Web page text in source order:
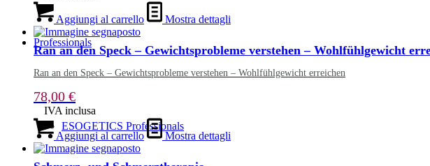
Professionals
ESOGETICS Professionals
Aggiungi al carrello Mostra dettagli
Ran an den Speck – Gewichtsprobleme verstehen – Wohlfühlgewicht
Ran an den Speck – Gewichtsprobleme verstehen – Wohlfühlgewicht erreichen
78,00 €
IVA inclusa
Aggiungi al carrello Mostra dettagli